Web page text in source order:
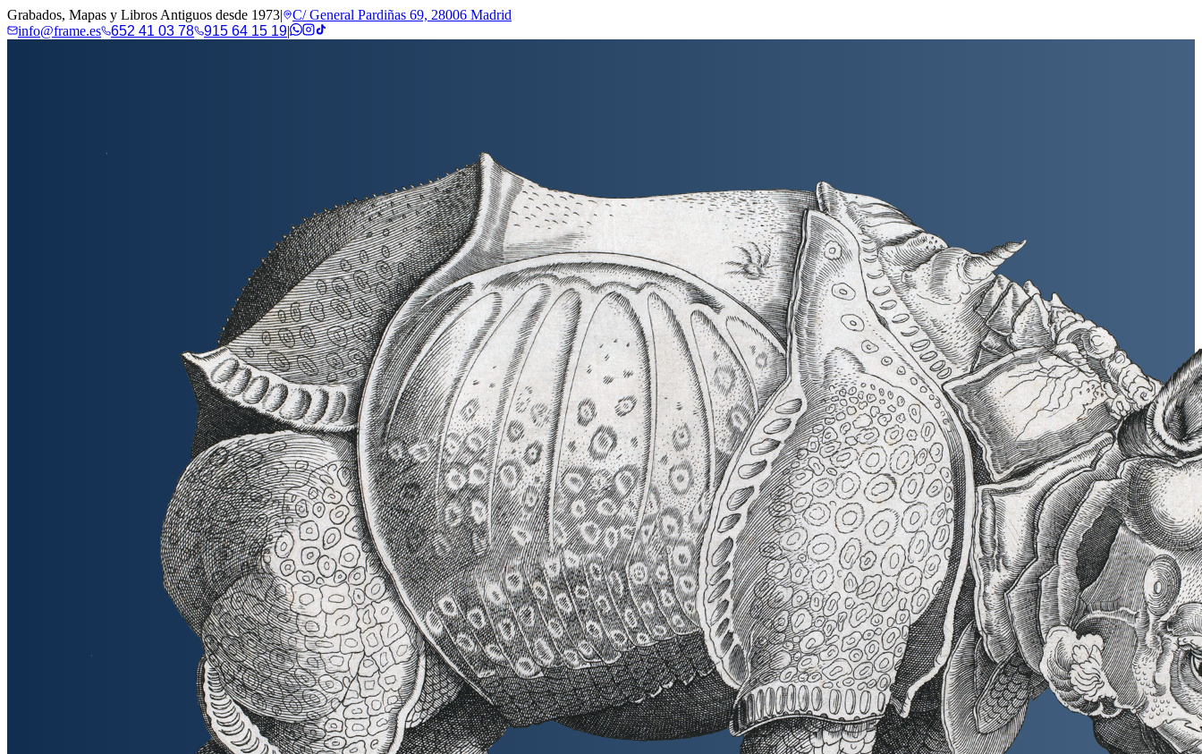
Grabados, Mapas y Libros Antiguos desde 1973|
C/ General Pardiñas 69, 28006 Madrid
info@frame.es
652 41 03 78 915 64 15 19|